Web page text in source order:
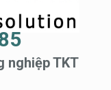
nghiệp TKT